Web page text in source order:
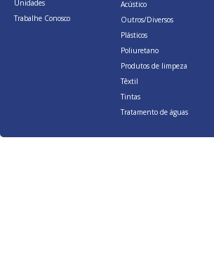
Unidades
Trabalhe Conosco
Acústico
Outros/Diversos
Plásticos
Poliuretano
Produtos de limpeza
Têxtil
Tintas
Tratamento de águas